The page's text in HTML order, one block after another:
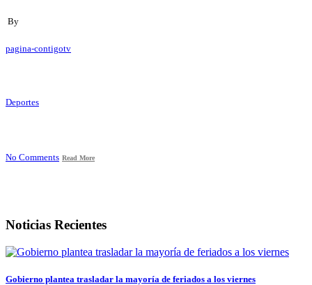
By
pagina-contigotv
Deportes
No Comments Read More
Noticias Recientes
Gobierno plantea trasladar la mayoría de feriados a los viernes